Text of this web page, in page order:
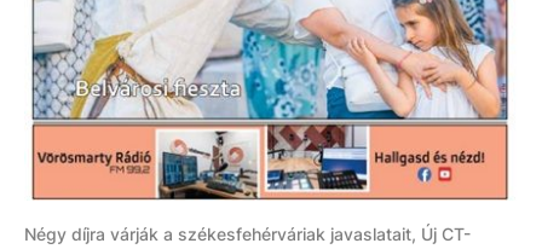
Négy díjra várják a székesfehérváriak javaslatait, Új CT-